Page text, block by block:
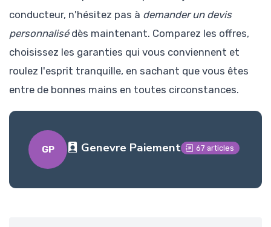
conducteur, n'hésitez pas à demander un devis
personnalisédès maintenant. Comparez les offres,
choisissez les garanties qui vous conviennent et
roulez l'esprit tranquille, en sachant que vous êtes
entre de bonnes mains en toutes circonstances.
GP Genevre Paiement 67 articles